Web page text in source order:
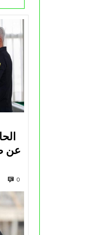
عن
0